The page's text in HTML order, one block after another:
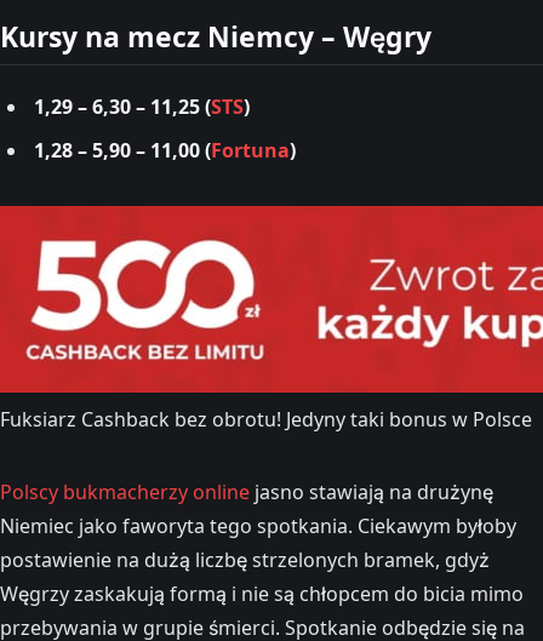
Kursy na mecz Niemcy – Węgry
1,29 – 6,30 – 11,25 (STS)
1,28 – 5,90 – 11,00 (Fortuna)
Fuksiarz Cashback bez obrotu! Jedyny taki bonus w Polsce
Polscy bukmacherzy online jasno stawiają na drużynę
Niemiec jako faworyta tego spotkania. Ciekawym byłoby
postawienie na dużą liczbę strzelonych bramek, gdyż
Węgrzy zaskakują formą i nie są chłopcem do bicia mimo
przebywania w grupie śmierci. Spotkanie odbędzie się na